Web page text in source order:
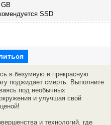
SSD
в безумную и прекрасную
поджидает смерть. Выполните
под необычных
и улучшая свой
и технологий, где